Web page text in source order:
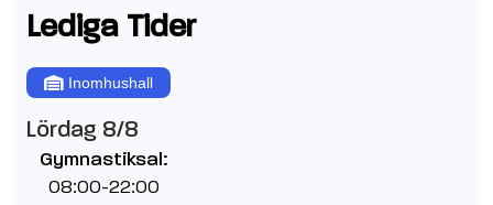
Lediga Tider
Inomhushall
Lördag 8/8
Gymnastiksal:
08:00-22:00